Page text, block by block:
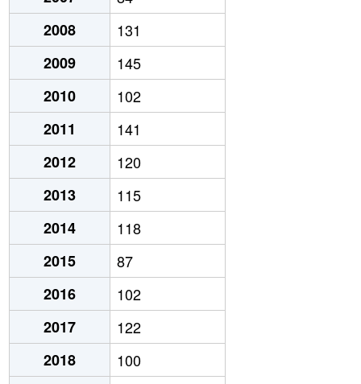
2008
131
2009
145
2010
102
2011
141
2012
120
2013
115
2014
118
2015
87
2016
102
2017
122
2018
100